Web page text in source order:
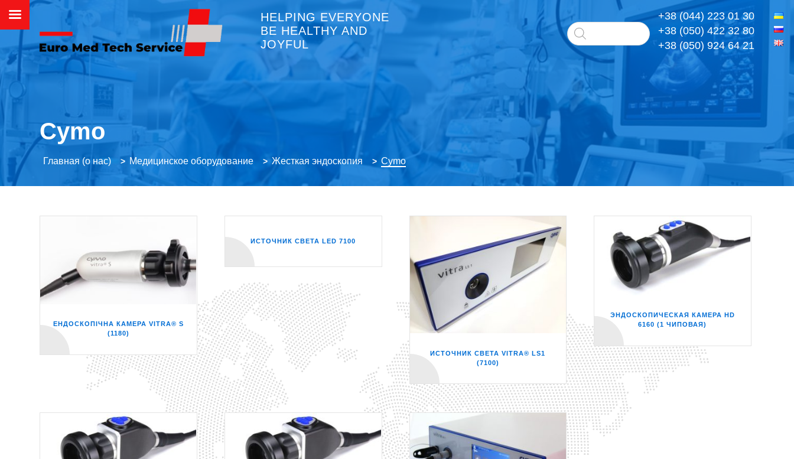
HELPING EVERYONE
BE HEALTHY AND
JOYFUL
+38 (044) 223 01 30
+38 (050) 422 32 80
+38 (050) 924 64 21
Cymo
Главная (о нас) > Медицинское оборудование > Жесткая эндоскопия > Cymo
ЕНДОСКОПІЧНА КАМЕРА VITRA® S
(1180)
ИСТОЧНИК СВЕТА LED 7100
ИСТОЧНИК СВЕТА VITRA® LS1
(7100)
ЭНДОСКОПИЧЕСКАЯ КАМЕРА HD
6160 (1 ЧИПОВАЯ)